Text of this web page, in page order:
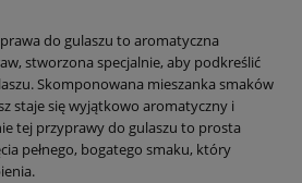
do gulaszu to aromatyczna
stworzona specjalnie, aby podkreślić
Skomponowana mieszanka smaków
staje się wyjątkowo aromatyczny i
tej przyprawy do gulaszu to prosta
pełnego, bogatego smaku, który